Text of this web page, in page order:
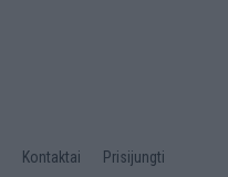
Kontaktai Prisijungti